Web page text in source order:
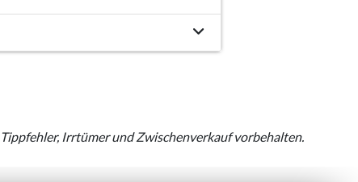
Irrtümer und Zwischenverkauf vorbehalten.